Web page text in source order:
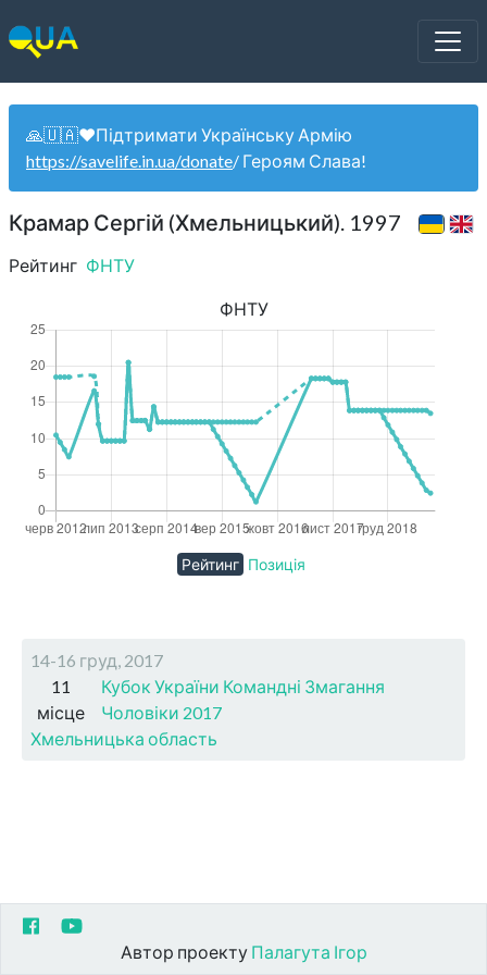
🙏🇺🇦❤️Підтримати Українську Армію
https://savelife.in.ua/donate/ Героям Слава!
Крамар Сергій (Хмельницький). 1997
Рейтинг ФНТУ
14-16 груд, 2017
11
місце
Кубок України Командні Змагання
Чоловіки 2017
Хмельницька область
ФНТУ
Рейтинг Позиція
Автор проекту Палагута Ігор